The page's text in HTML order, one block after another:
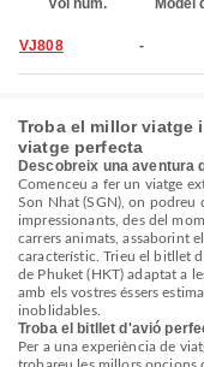
Vol núm. Model
VJ808 -
Troba el millor viatge
viatge perfecta
Descobreix una aventura
Comenceu a fer un viatge
Son Nhat (SGN), on podreu
impressionants, des del
carrers animats, assaborint
característic. Trieu el bitllet
de Phuket (HKT) adaptat a
amb els vostres éssers
inoblidables.
Troba el bitllet d'avió
Per a una experiència de